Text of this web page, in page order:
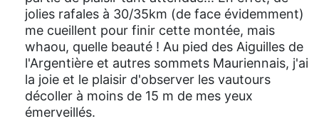
jolies rafales à 30/35km (de face évidemment)
me cueillent pour finir cette montée, mais
whaou, quelle beauté ! Au pied des Aiguilles de
l'Argentière et autres sommets Mauriennais, j'ai
la joie et le plaisir d'observer les vautours
décoller à moins de 15 m de mes yeux
émerveillés.